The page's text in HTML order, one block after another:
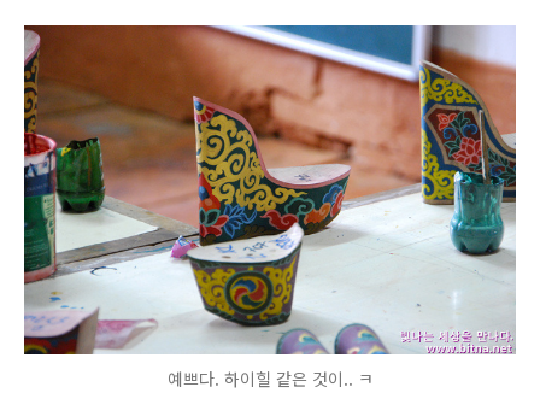
예쁘다. 하이힐 같은 것이.. ㅋ